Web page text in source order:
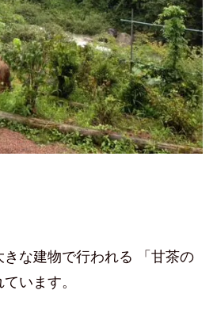
な建物で行われる 「甘茶の
います。